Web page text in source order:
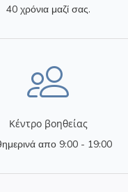
40 χρόνια μαζί σας.
Κέντρο βοηθείας
απο 9:00 - 19:00